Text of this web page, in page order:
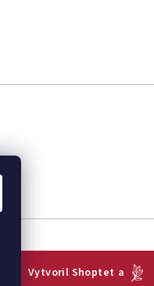
Vytvoril Shoptet a